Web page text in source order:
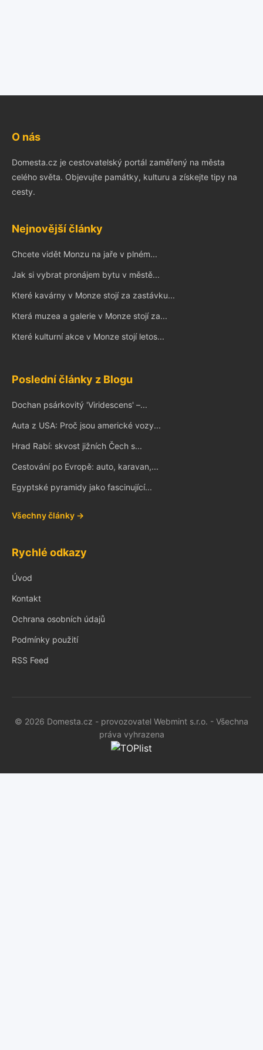
O nás
Domesta.cz je cestovatelský portál zaměřený na města
celého světa. Objevujte památky, kulturu a získejte tipy na
cesty.
Nejnovější články
Chcete vidět Monzu na jaře v plném...
Jak si vybrat pronájem bytu v městě...
Které kavárny v Monze stojí za zastávku...
Která muzea a galerie v Monze stojí za...
Které kulturní akce v Monze stojí letos...
Poslední články z Blogu
Dochan psárkovitý 'Viridescens' –...
Auta z USA: Proč jsou americké vozy...
Hrad Rabí: skvost jižních Čech s...
Cestování po Evropě: auto, karavan,...
Egyptské pyramidy jako fascinující...
Všechny články →
Rychlé odkazy
Úvod
Kontakt
Ochrana osobních údajů
Podmínky použití
RSS Feed
© 2026 Domesta.cz - provozovatel Webmint s.r.o. - Všechna
práva vyhrazena